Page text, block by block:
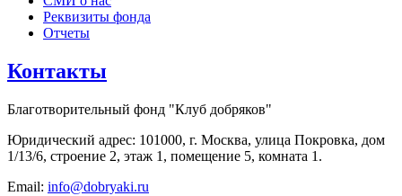
Реквизиты фонда
Отчеты
Контакты
Благотворительный фонд "Клуб добряков"
Юридический адрес: 101000, г. Москва, улица Покровка, дом
1/13/6, строение 2, этаж 1, помещение 5, комната 1.
Email: info@dobryaki.ru